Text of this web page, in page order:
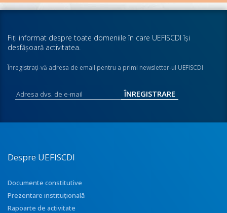
Fiţi informat despre toate domeniile în care UEFISCDI îşi
desfăşoară activitatea.
Înregistraţi-vă adresa de email pentru a primi newsletter-ul UEFISCDI
Despre UEFISCDI
Documente constitutive
Prezentare instituţională
Rapoarte de activitate